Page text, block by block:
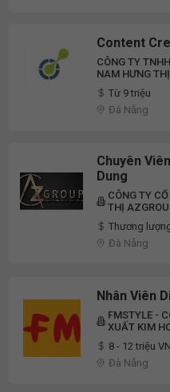
Content
CÔNG TY
NAM HƯNG
Từ 9 triệu
Đà Nẵng
Chuyên
Dung
CÔNG TY
THỊ
Thương
Đà Nẵng
Nhân Viên
FMSTYLE -
XUẤT KIM
8 - 12 triệu
Đà Nẵng